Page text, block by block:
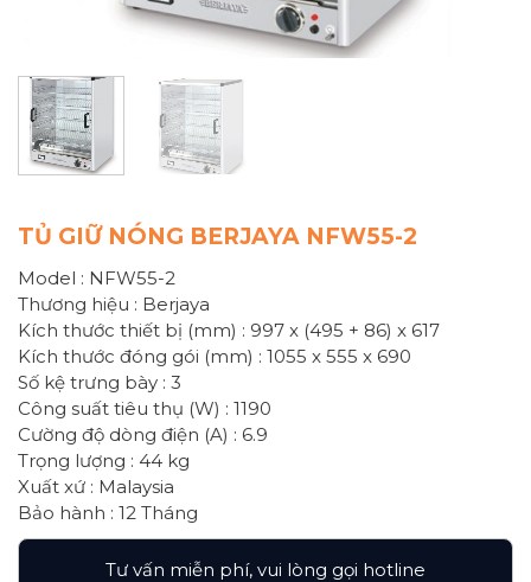
TỦ GIỮ NÓNG BERJAYA NFW55-2
Model : NFW55-2
Thương hiệu : Berjaya
Kích thước thiết bị (mm) : 997 x (495 + 86) x 617
Kích thước đóng gói (mm) : 1055 x 555 x 690
Số kệ trưng bày : 3
Công suất tiêu thụ (W) : 1190
Cường độ dòng điện (A) : 6.9
Trọng lượng : 44 kg
Xuất xứ : Malaysia
Bảo hành : 12 Tháng
Tư vấn miễn phí, vui lòng gọi hotline